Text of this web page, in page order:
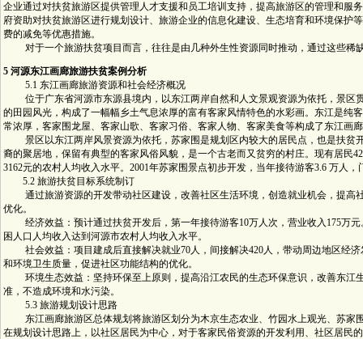
企业通过对扶贫旅游区提供管理人才支援和员工培训支持，提高旅游区的管理和服
府资助对扶贫旅游区进行规划设计、旅游企业的信息化建设、生态培育和环境保护
费的减免等优惠措施。
对于一个旅游扶贫项目而言，往往是由几种外生性资源同时推动，通过这些稀
5 河源东江画廊旅游扶贫案例分析
5.1 东江画廊旅游资源和社会经济概况
位于广东省河源市东源县境内，以东江两岸自然和人文景观资源为依托，景区
的田园风光，构成了一幅幅乡土气息浓厚的富有客家风情特色的水彩画。东江是纯
常浓厚，客家围龙屋、客家山歌、客家习俗、客家人物、客家美食等构成了东江画
景区以东江两岸风景资源为依托，苏家围是规划区内较大的居民点，也是扶贫
裔的聚居地，保留有典型的客家风俗风貌，是一个古老而又贫穷的村庄。现有居民
3162元的农村人均收入水平。2001年苏家围景点初步开发，当年接待游客3.6 万人，
5.2 旅游扶贫目标系统制订
通过旅游资源的开发带动社区建设，改善社区生活环境，创造就业机会，提高
优化。
经济效益：预计通过扶贫开发后，第一年接待游客10万人次，营业收入175万元
困人口人均收入达到河源市农村人均收入水平。
社会效益：项目建成后直接解决就业70人，间接解决420人，带动周边地区经济
和环境卫生质量，促进社区功能结构的优化。
环境生态效益：坚持环保至上原则，提高沿江农民的生态环保意识，改善东江
准，不造成环境和水污染。
5.3 旅游规划设计思路
东江画廊旅游区总体规划将旅游区划分为木京生态农业、竹园水上观光、苏家
在规划设计思路上，以社区居民为中心，对于客家民俗资源的开发利用、社区居民